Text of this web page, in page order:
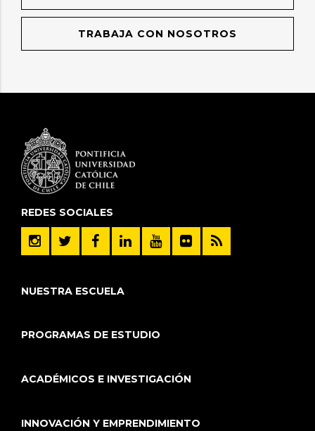
TRABAJA CON NOSOTROS
REDES SOCIALES
NUESTRA ESCUELA
PROGRAMAS DE ESTUDIO
ACADÉMICOS E INVESTIGACIÓN
INNOVACIÓN Y EMPRENDIMIENTO